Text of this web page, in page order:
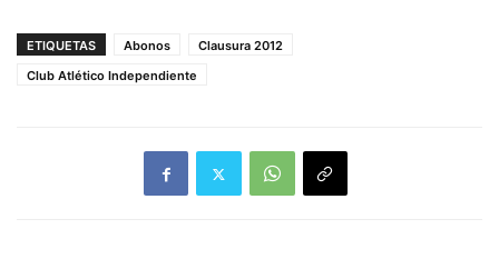
ETIQUETAS Abonos
Clausura 2012
Club Atlético Independiente